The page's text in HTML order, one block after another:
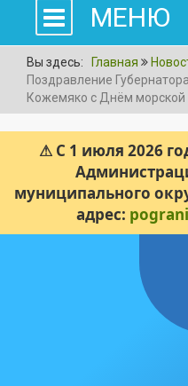
МЕНЮ
Вы здесь: Главная
Поздравление
Кожемяко с Днём морской
⚠ С 1 июля 2026
муниципального
адрес: